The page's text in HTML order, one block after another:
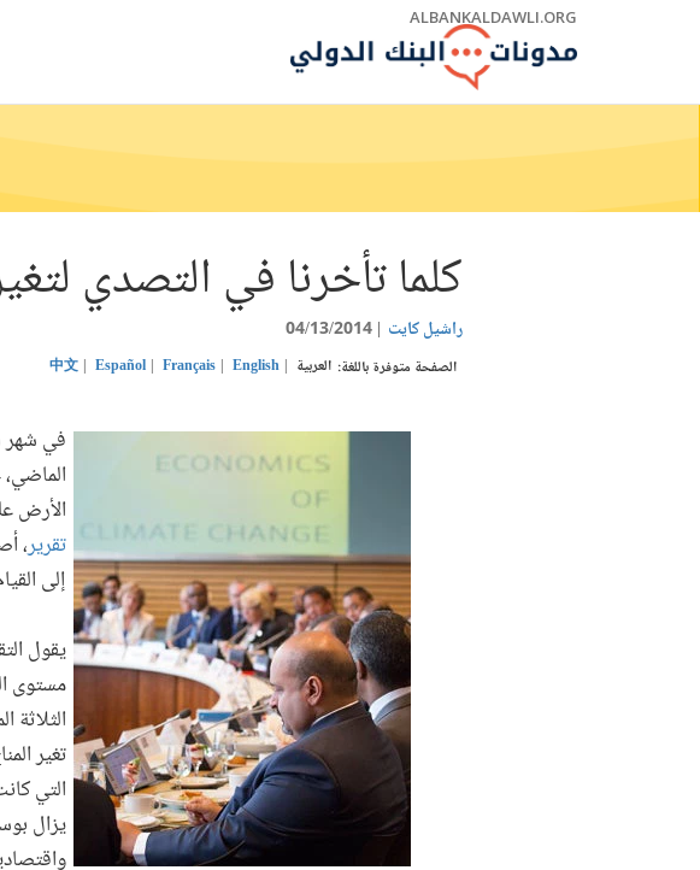
ALBANKALDAWLI.ORG
كلما تأخرنا في التصدي
راشيل كايت 04/13/2014
الصفحة متوفرة باللغة: العربية English
Français
Español
中文
في شهر
الأرض
تقرير،
إلى
يقول
مستوى
التي
يزال